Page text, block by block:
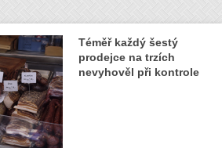
Téměř každý šestý
prodejce na trzích
nevyhověl při kontrole